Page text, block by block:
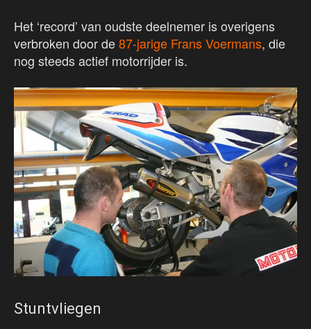
Het ‘record’ van oudste deelnemer is overigens
verbroken door de87-jarige Frans Voermans, die
nog steeds actief motorrijder is.
Stuntvliegen